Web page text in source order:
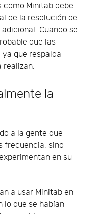
como Minitab debe
de la resolución de
Cuando se
que las
que respalda
realizan.
la
a la gente que
frecuencia, sino
en su
a usar Minitab en
lo que se habían